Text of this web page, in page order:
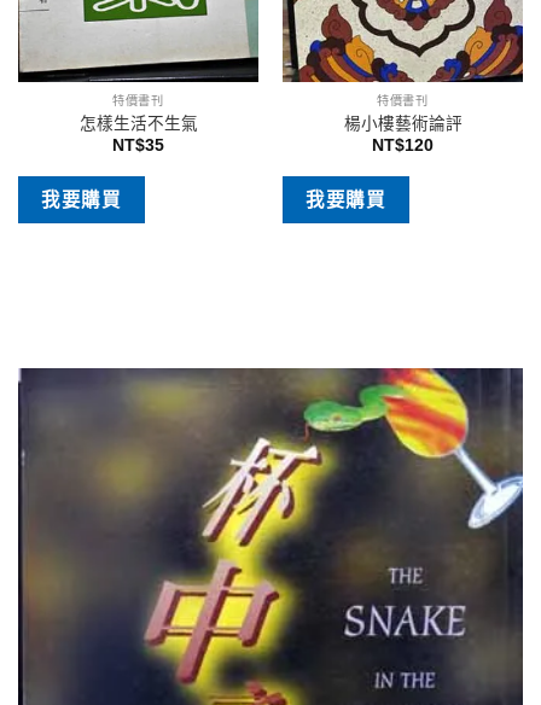
特價書刊
怎樣生活不生氣
NT$35
我要購買
特價書刊
楊小樓藝術論評
NT$120
我要購買